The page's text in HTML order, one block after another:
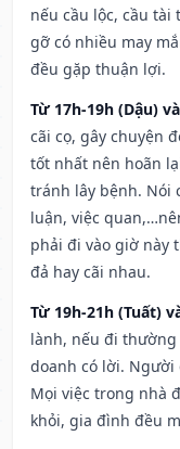
nếu cầu lộc, cầu
gỡ có nhiều may
đều gặp thuận lợi.
Từ 17h-19h (Dậu)
cãi cọ, gây chuyện
tốt nhất nên hoãn
tránh lây bệnh. Nói
luận, việc
phải đi vào giờ này
đả hay cãi nhau.
Từ 19h-21h (Tuất)
lành, nếu đi thường
doanh có lời. Người
Mọi việc trong nhà
khỏi, gia đình đều